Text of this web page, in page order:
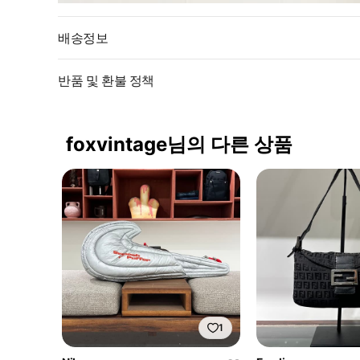
배송정보
반품 및 환불 정책
foxvintage님의 다른 상품
1